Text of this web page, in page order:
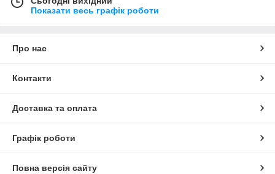
Показати весь графік роботи
Про нас
Контакти
Доставка та оплата
Графік роботи
Повна версія сайту